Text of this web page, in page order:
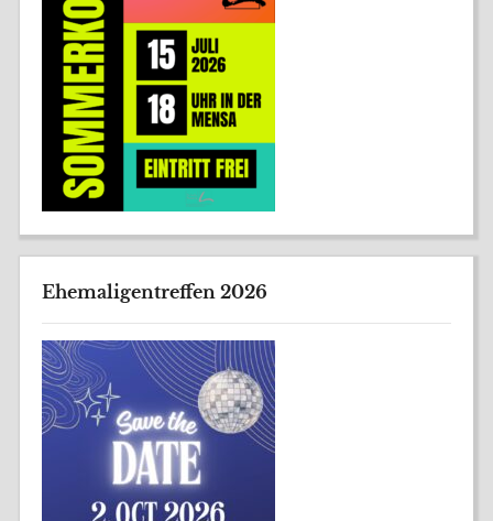
Ehemaligentreffen 2026